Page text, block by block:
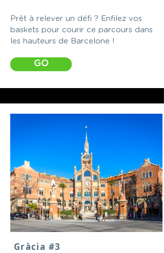
Prêt à relever un défi ? Enfilez vos
baskets pour courir ce parcours dans
les hauteurs de Barcelone !
GO
Gràcia #3